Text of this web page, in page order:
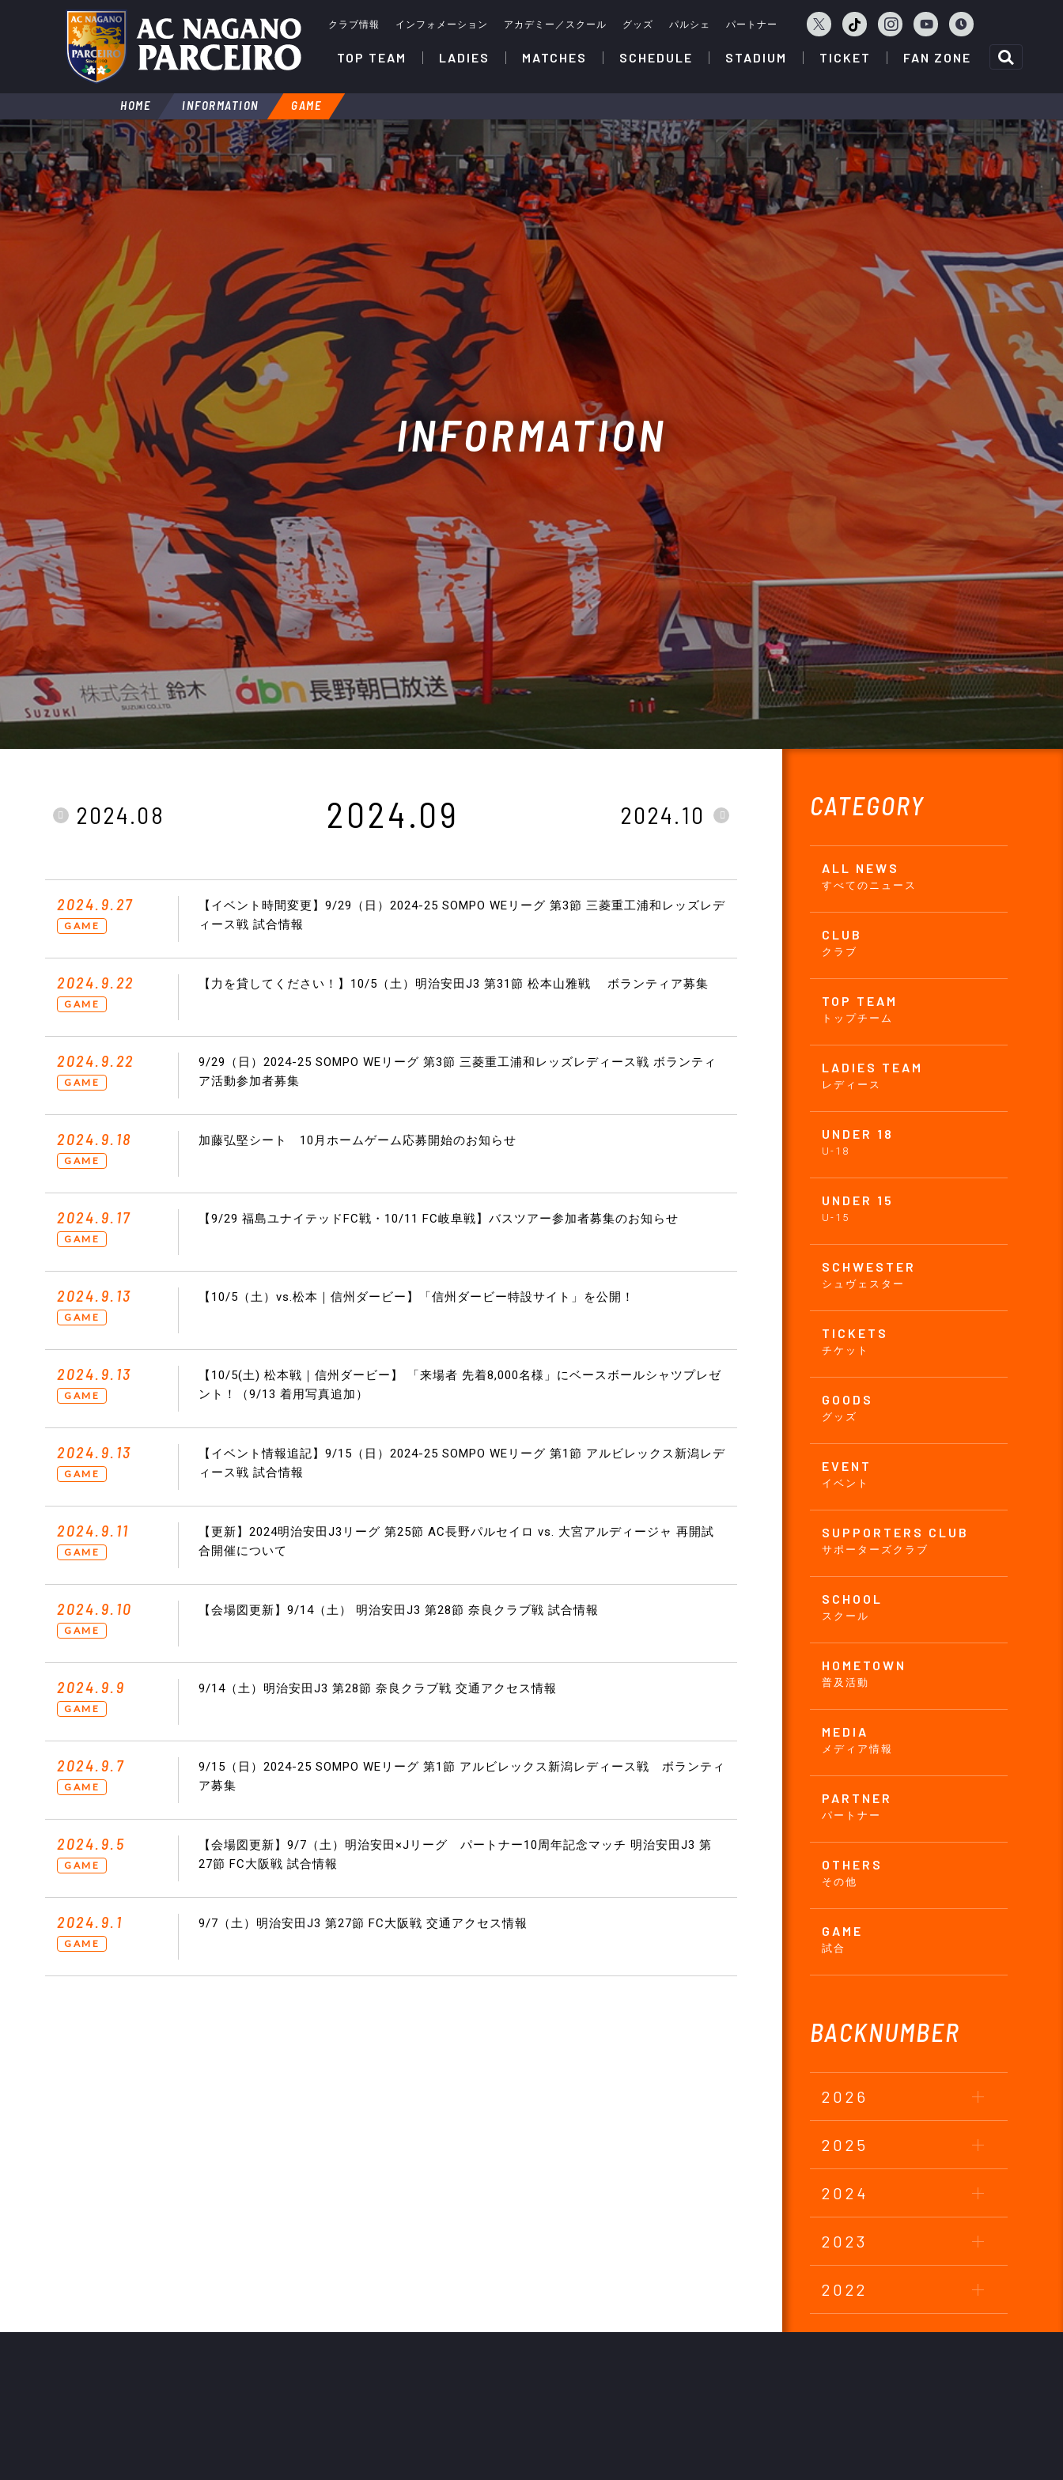
クラブ情報 インフォメーション アカデミー／スクール グッズ パルシェ パートナー
TOP TEAM LADIES MATCHES SCHEDULE STADIUM TICKET FAN ZONE
HOME INFORMATION GAME
INFORMATION
CATEGORY
ALL NEWS
すべてのニュース
CLUB
クラブ
TOP TEAM
トップチーム
LADIES TEAM
レディース
UNDER 18
U-18
UNDER 15
U-15
SCHWESTER
シュヴェスター
TICKETS
チケット
GOODS
グッズ
EVENT
イベント
SUPPORTERS CLUB
サポーターズクラブ
SCHOOL
スクール
HOMETOWN
普及活動
MEDIA
メディア情報
PARTNER
パートナー
OTHERS
その他
GAME
試合
BACKNUMBER
2026
2025
2024
2023
2022
2021
2024.08 2024.09 2024.10
2024.9.27
GAME
【イベント時間変更】9/29（日）2024-25 SOMPO WEリーグ 第3節 三菱重工浦和レッズレデ
ィース戦 試合情報
2024.9.22
GAME
【力を貸してください！】10/5（土）明治安田J3 第31節 松本山雅戦 ボランティア募集
2024.9.22
GAME
9/29（日）2024-25 SOMPO WEリーグ 第3節 三菱重工浦和レッズレディース戦 ボランティ
ア活動参加者募集
2024.9.18
GAME
加藤弘堅シート 10月ホームゲーム応募開始のお知らせ
2024.9.17
GAME
【9/29 福島ユナイテッドFC戦・10/11 FC岐阜戦】バスツアー参加者募集のお知らせ
2024.9.13
GAME
【10/5（土）vs.松本｜信州ダービー】「信州ダービー特設サイト」を公開！
2024.9.13
GAME
【10/5(土) 松本戦｜信州ダービー】 「来場者 先着8,000名様」にベースボールシャツプレゼ
ント！（9/13 着用写真追加）
2024.9.13
GAME
【イベント情報追記】9/15（日）2024-25 SOMPO WEリーグ 第1節 アルビレックス新潟レデ
ィース戦 試合情報
2024.9.11
GAME
【更新】2024明治安田J3リーグ 第25節 AC長野パルセイロ vs. 大宮アルディージャ 再開試
合開催について
2024.9.10
GAME
【会場図更新】9/14（土） 明治安田J3 第28節 奈良クラブ戦 試合情報
2024.9.9
GAME
9/14（土）明治安田J3 第28節 奈良クラブ戦 交通アクセス情報
2024.9.7
GAME
9/15（日）2024-25 SOMPO WEリーグ 第1節 アルビレックス新潟レディース戦 ボランティ
ア募集
2024.9.5
GAME
【会場図更新】9/7（土）明治安田×Jリーグ パートナー10周年記念マッチ 明治安田J3 第
27節 FC大阪戦 試合情報
2024.9.1
GAME
9/7（土）明治安田J3 第27節 FC大阪戦 交通アクセス情報